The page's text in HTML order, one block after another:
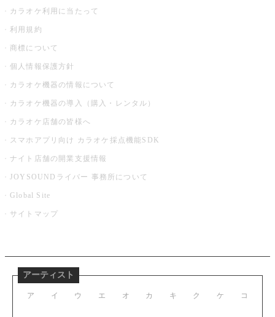
カラオケ利用に当たって
利用規約
商標について
個人情報保護方針
カラオケ機器の情報について
カラオケ機器の導入（購入・レンタル）
カラオケ店舗の皆様へ
スマホアプリ向け カラオケ採点機能SDK
ナイト店舗の開業支援情報
JOYSOUNDライバー 事務所について
Global Site
サイトマップ
アーティスト
ア イ ウ エ オ カ キ ク ケ コ